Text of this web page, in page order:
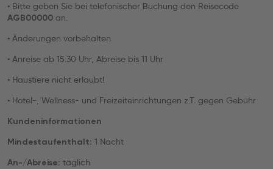
• Bitte geben Sie bei telefonischer Buchung den Reisecode
AGB00000 an.
• Änderungen vorbehalten
• Anreise ab 15.30 Uhr, Abreise bis 11 Uhr
• Haustiere nicht erlaubt!
• Hotel-, Wellness- und Freizeiteinrichtungen z.T. gegen Gebühr
Kundeninformationen
Mindestaufenthalt: 1 Nacht
An-/Abreise: täglich